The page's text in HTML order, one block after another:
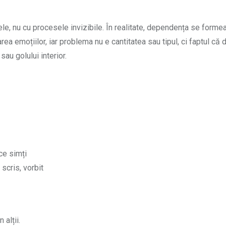
nu cu procesele invizibile. În realitate, dependența se
emoțiilor, iar problema nu e cantitatea sau tipul, ci faptul că
golului interior.
simți
scris, vorbit
alții.